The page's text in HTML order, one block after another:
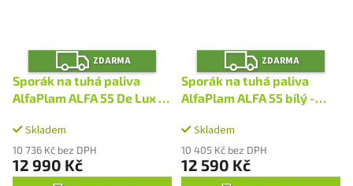
Z
D
A
R
M
A
ZDARMA
Sporák na tuhá paliva
AlfaPlam ALFA 55 De Lux -
Skladem
10 736 Kč bez DPH
12 990 Kč
Z
D
A
R
M
A
ZDARMA
Sporák na tuhá paliva
AlfaPlam ALFA 55 bílý -
Skladem
10 405 Kč bez DPH
12 590 Kč